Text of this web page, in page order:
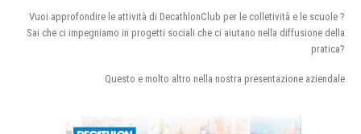
Vuoi approfondire le attività di DecathlonClub per le colletività e le scuole ?
Sai che ci impegniamo in progetti sociali che ci aiutano nella diffusione della
pratica?
Questo e molto altro nella nostra presentazione aziendale